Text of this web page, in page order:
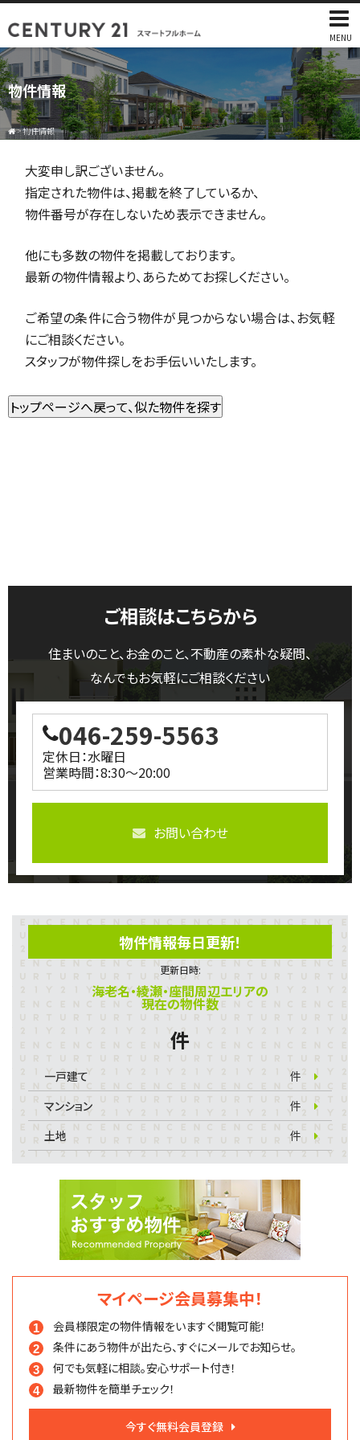
MENU
物件情報
>物件情報
大変申し訳ございません。
指定された物件は、掲載を終了しているか、
物件番号が存在しないため表示できません。
他にも多数の物件を掲載しております。
最新の物件情報より、あらためてお探しください。
ご希望の条件に合う物件が見つからない場合は、お気軽
にご相談ください。
スタッフが物件探しをお手伝いいたします。
ご相談はこちらから
住まいのこと、お金のこと、不動産の素朴な疑問、
なんでもお気軽にご相談ください
046-259-5563
定休日：水曜日
営業時間：8:30～20:00
お問い合わせ
物件情報毎日更新！
更新日時:
海老名・綾瀬・座間周辺エリアの
現在の物件数
件
一戸建て
件
マンション
件
土地
件
マイページ会員募集中！
会員様限定の物件情報をいますぐ閲覧可能！
条件にあう物件が出たら、すぐにメールでお知らせ。
何でも気軽に相談。安心サポート付き！
最新物件を簡単チェック！
今すぐ無料会員登録